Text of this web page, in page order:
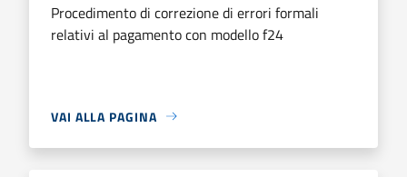
Procedimento di correzione di errori formali
relativi al pagamento con modello f24
VAI ALLA PAGINA